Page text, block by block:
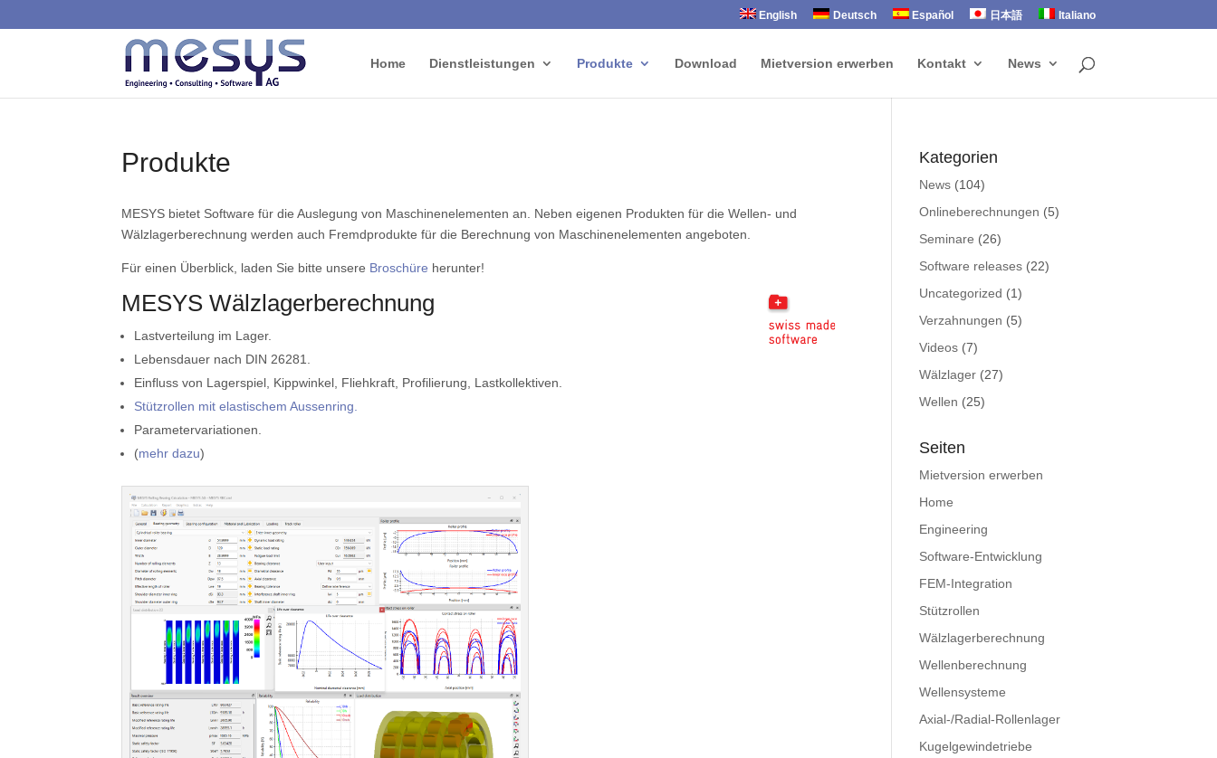
English Deutsch Español 日本語 Italiano
Home Dienstleistungen Produkte Download Mietversion erwerben Kontakt News
Produkte
MESYS bietet Software für die Auslegung von Maschinenelementen an. Neben eigenen Produkten für die Wellen- und
Wälzlagerberechnung werden auch Fremdprodukte für die Berechnung von Maschinenelementen angeboten.
Für einen Überblick, laden Sie bitte unsere Broschüre herunter!
MESYS Wälzlagerberechnung
Lastverteilung im Lager.
Lebensdauer nach DIN 26281.
Einfluss von Lagerspiel, Kippwinkel, Fliehkraft, Profilierung, Lastkollektiven.
Stützrollen mit elastischem Aussenring.
Parametervariationen.
(mehr dazu)
Kategorien
News (104)
Onlineberechnungen (5)
Seminare (26)
Software releases (22)
Uncategorized (1)
Verzahnungen (5)
Videos (7)
Wälzlager (27)
Wellen (25)
Seiten
Mietversion erwerben
Home
Engineering
Software-Entwicklung
FEM-Integration
Stützrollen
Wälzlagerberechnung
Wellenberechnung
Wellensysteme
Axial-/Radial-Rollenlager
Kugelgewindetriebe